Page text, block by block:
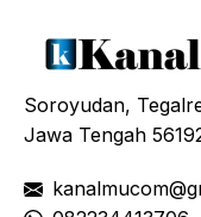
Soroyudan,
Jawa Tengah